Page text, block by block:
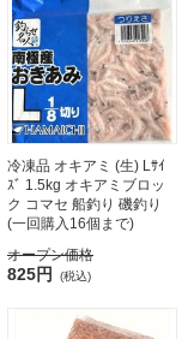
冷凍品 オキアミ (生) Lｻｲ
ｽﾞ 1.5kg オキアミブロッ
ク コマセ 船釣り 磯釣り
(一回購入16個まで)
オープン価格
825円 (税込)